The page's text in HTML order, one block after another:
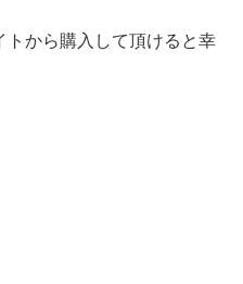
トから購入して頂けると幸